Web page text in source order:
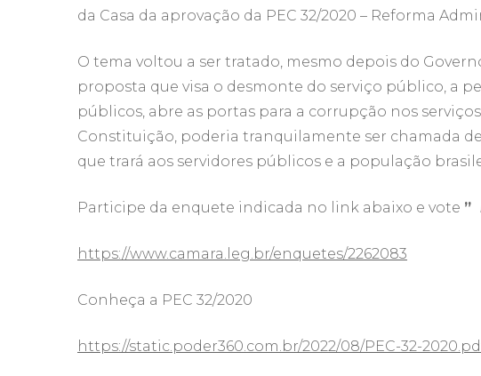
da Casa da aprovação da PEC 32/2020 – Reforma
O tema voltou a ser tratado, mesmo depois do
proposta que visa o desmonte do serviço público, a
públicos, abre as portas para a corrupção nos
Constituição, poderia tranquilamente ser chamada de
que trará aos servidores públicos e a população
Participe da enquete indicada no link abaixo e vote ”
https://www.camara.leg.br/enquetes/2262083
Conheça a PEC 32/2020
https://static.poder360.com.br/2022/08/PEC-32-